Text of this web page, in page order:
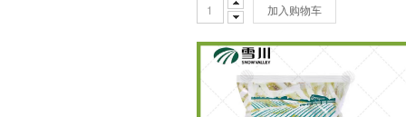
加入购物车